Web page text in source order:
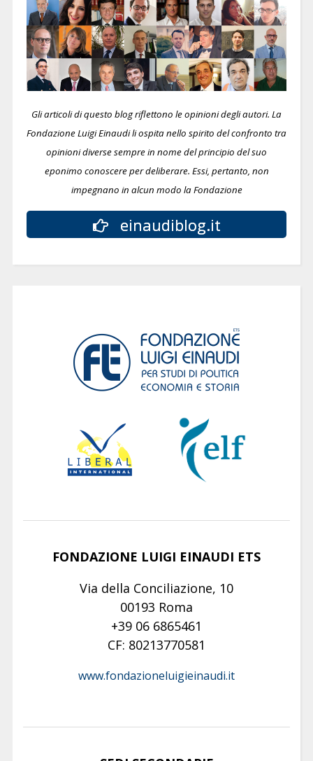
Gli articoli di questo blog riflettono le opinioni degli autori. La
Fondazione Luigi Einaudi li ospita nello spirito del confronto tra
opinioni diverse sempre in nome del principio del suo
eponimo conoscere per deliberare. Essi, pertanto, non
impegnano in alcun modo la Fondazione
einaudiblog.it
FONDAZIONE LUIGI EINAUDI ETS
Via della Conciliazione, 10
00193 Roma
+39 06 6865461
CF: 80213770581
www.fondazioneluigieinaudi.it